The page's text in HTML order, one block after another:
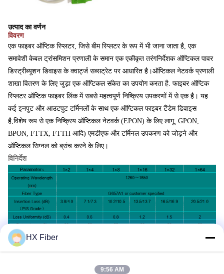
उत्पाद का वर्णन
विवरण
एक फाइबर ऑप्टिक स्प्लिटर, जिसे बीम स्प्लिटर के रूप में भी जाना जाता है, एक
समावेशी केबल ट्रांसमिशन प्रणाली के समान एक एकीकृत तरंगनिर्देशक ऑप्टिकल पावर
डिस्ट्रीब्यूशन डिवाइस के क्वार्ट्ज सब्सट्रेट पर आधारित है।ऑप्टिकल नेटवर्क प्रणाली
शाखा वितरण के लिए जुड़ा एक ऑप्टिकल संकेत का उपयोग करता है. फाइबर ऑप्टिक
स्प्लिटर ऑप्टिक फाइबर लिंक में सबसे महत्वपूर्ण निष्क्रिय उपकरणों में से एक है। यह
कई इनपुट और आउटपुट टर्मिनलों के साथ एक ऑप्टिकल फाइबर टैंडेम डिवाइस
है,विशेष रूप से एक निष्क्रिय ऑप्टिकल नेटवर्क (EPON) के लिए लागू, GPON,
BPON, FTTX, FTTH आदि) एमडीएफ और टर्मिनल उपकरण को जोड़ने और
ऑप्टिकल सिग्नल को ब्रांच करने के लिए।
विनिर्देश
HX Fiber
9:56 AM